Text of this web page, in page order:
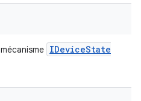
IDeviceState